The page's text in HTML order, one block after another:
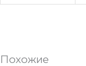
Похожие